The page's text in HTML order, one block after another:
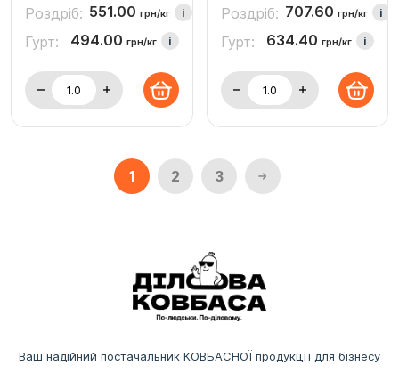
Роздріб: 551.00 грн/кг i
Гурт: 494.00 грн/кг i
Роздріб: 707.60 грн/кг i
Гурт: 634.40 грн/кг i
1 2 3
Ваш надійний постачальник КОВБАСНОЇ продукції для бізнесу